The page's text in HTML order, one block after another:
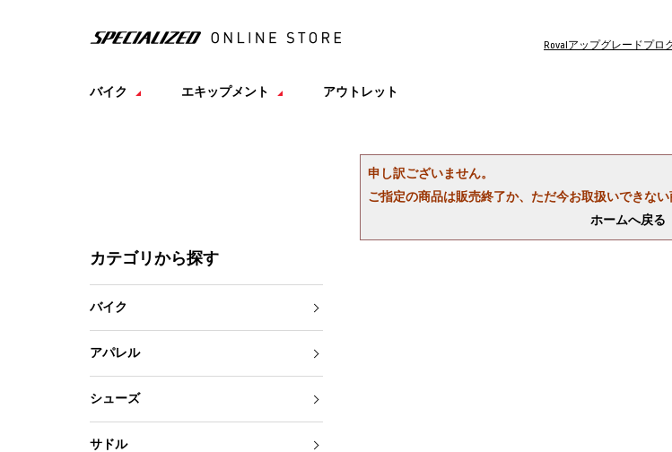
Rovalアップグレードプロ
バイク エキップメント アウトレット
申し訳ございません。
ご指定の商品は販売終了か、ただ今お取扱いできない
ホームへ戻る
カテゴリから探す
バイク
アパレル
シューズ
サドル